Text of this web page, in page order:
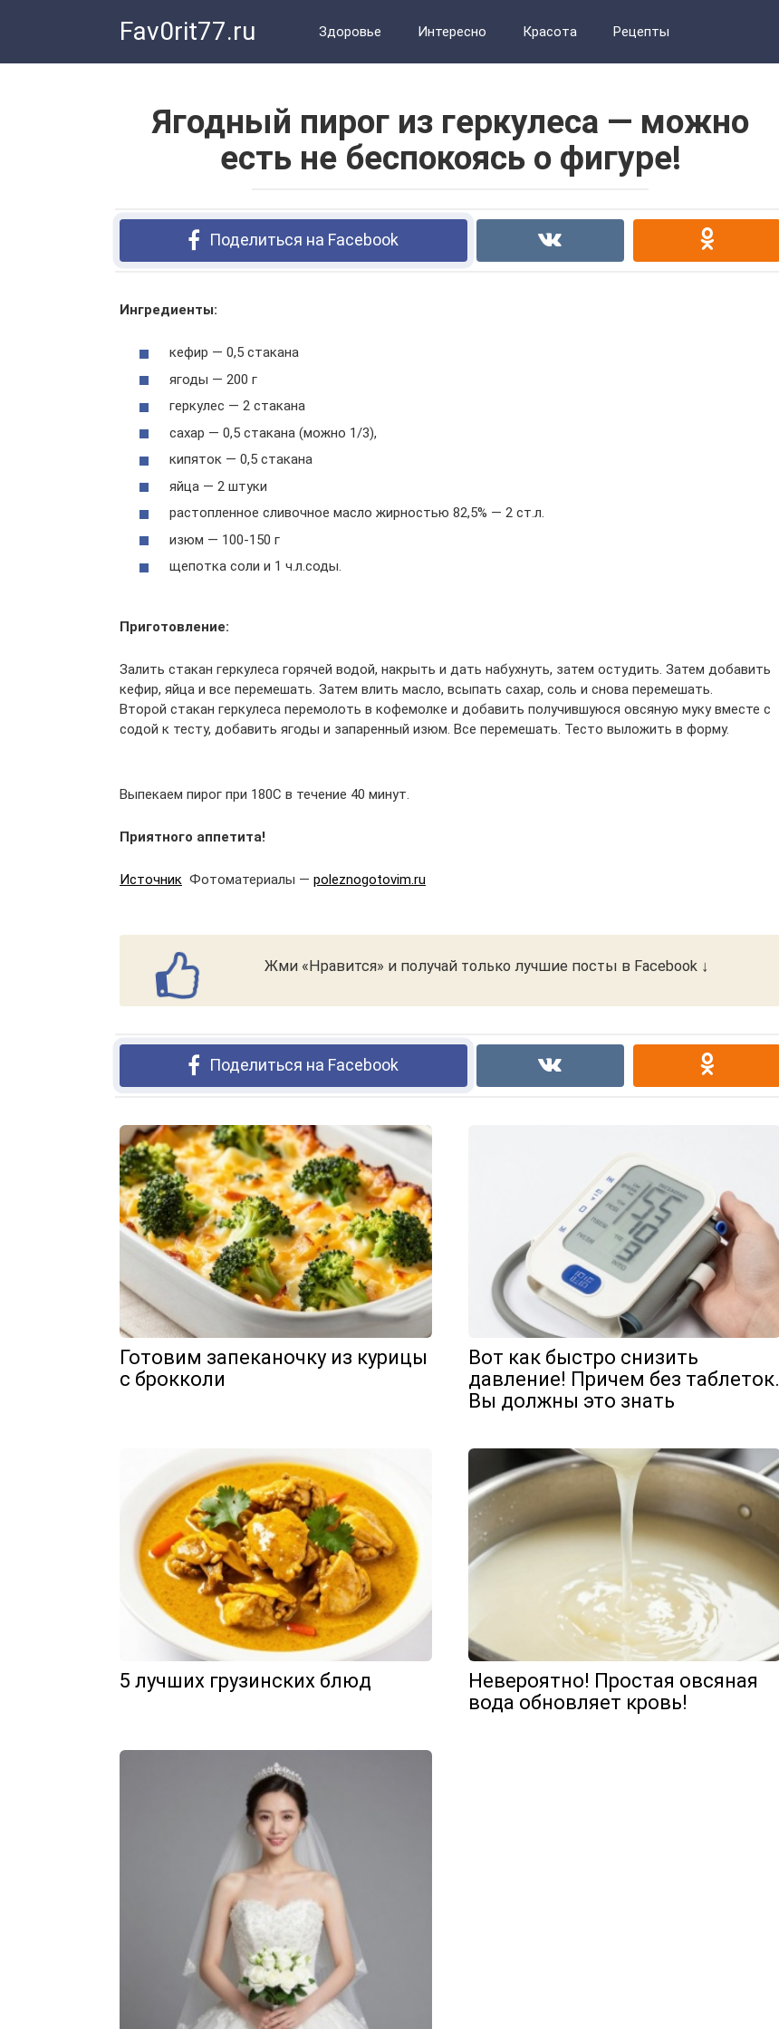
Fav0rit77.ru Здоровье Интересно Красота Рецепты
Ягодный пирог из геркулеса — можно
есть не беспокоясь о фигуре!
Поделиться на Facebook
Ингредиенты:
кефир — 0,5 стакана
ягоды — 200 г
геркулес — 2 стакана
сахар — 0,5 стакана (можно 1/3),
кипяток — 0,5 стакана
яйца — 2 штуки
растопленное сливочное масло жирностью 82,5% — 2 ст.л.
изюм — 100-150 г
щепотка соли и 1 ч.л.соды.
Приготовление:
Залить стакан геркулеса горячей водой, накрыть и дать набухнуть, затем остудить. Затем добавить
кефир, яйца и все перемешать. Затем влить масло, всыпать сахар, соль и снова перемешать.
Второй стакан геркулеса перемолоть в кофемолке и добавить получившуюся овсяную муку вместе с
содой к тесту, добавить ягоды и запаренный изюм. Все перемешать. Тесто выложить в форму.
Выпекаем пирог при 180С в течение 40 минут.
Приятного аппетита!
Источник Фотоматериалы — poleznogotovim.ru
Жми «Нравится» и получай только лучшие посты в Facebook ↓
Поделиться на Facebook
Готовим запеканочку из курицы
с брокколи
Вот как быстро снизить
давление! Причем без таблеток.
Вы должны это знать
5 лучших грузинских блюд
Невероятно! Простая овсяная
вода обновляет кровь!